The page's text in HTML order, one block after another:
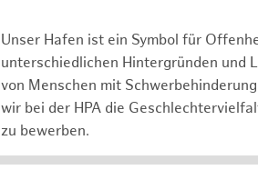
Unser Hafen ist ein Symbol für
unterschiedlichen Hintergründen und
von Menschen mit
wir bei der HPA die
zu bewerben.